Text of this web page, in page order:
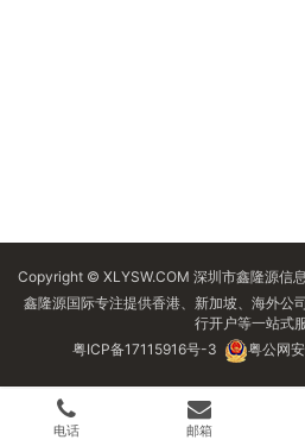
Copyright © XLYSW.COM 深圳市鑫隆源信
鑫隆源国际专注提供香港、新加坡、海外公
行开户等一站式服
粤ICP备17115916号-3
粤公网
电话 邮箱